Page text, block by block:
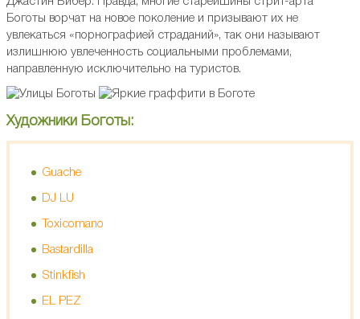
Боготы ворчат на новое поколение и призывают их не
увлекаться «порнографией страданий», так они называют
излишнюю увлеченность социальными проблемами,
направленную исключительно на туристов.
Художники Боготы:
Guache
DJ LU
Toxicomano
Bastardilla
Stinkfish
EL PEZ